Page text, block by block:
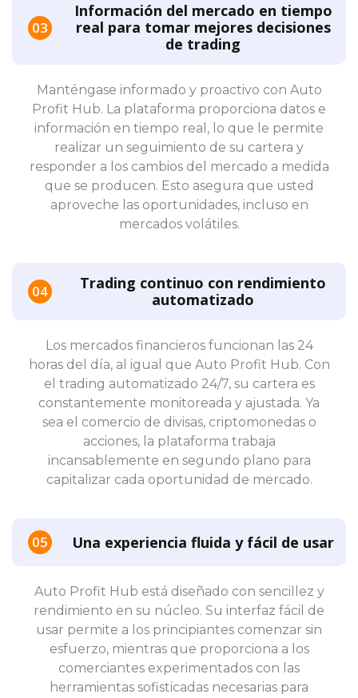
Información del mercado en tiempo
real para tomar mejores decisiones
de trading
Manténgase informado y proactivo con Auto
Profit Hub. La plataforma proporciona datos e
información en tiempo real, lo que le permite
realizar un seguimiento de su cartera y
responder a los cambios del mercado a medida
que se producen. Esto asegura que usted
aproveche las oportunidades, incluso en
mercados volátiles.
Trading continuo con rendimiento
automatizado
Los mercados financieros funcionan las 24
horas del día, al igual que Auto Profit Hub. Con
el trading automatizado 24/7, su cartera es
constantemente monitoreada y ajustada. Ya
sea el comercio de divisas, criptomonedas o
acciones, la plataforma trabaja
incansablemente en segundo plano para
capitalizar cada oportunidad de mercado.
Una experiencia fluida y fácil de usar
Auto Profit Hub está diseñado con sencillez y
rendimiento en su núcleo. Su interfaz fácil de
usar permite a los principiantes comenzar sin
esfuerzo, mientras que proporciona a los
comerciantes experimentados con las
herramientas sofisticadas necesarias para